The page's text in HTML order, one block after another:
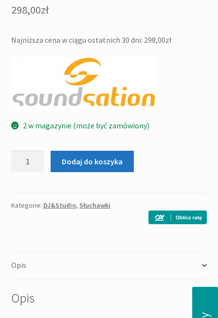
298,00zł
Najniższa cena w ciągu ostatnich 30 dni: 298,00zł
2 w magazynie (może być zamówiony)
PRO
Dodaj do koszyka
Kategorie: DJ&Studio, Słuchawki
Opis
Opis